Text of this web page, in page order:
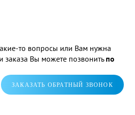
то вопросы или Вам нужна
Вы можете позвонитьпо
ЗАКАЗАТЬ ОБРАТНЫЙ ЗВОНОК